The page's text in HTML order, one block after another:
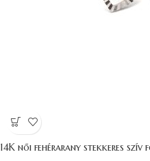
14K női fehérarany stekkeres